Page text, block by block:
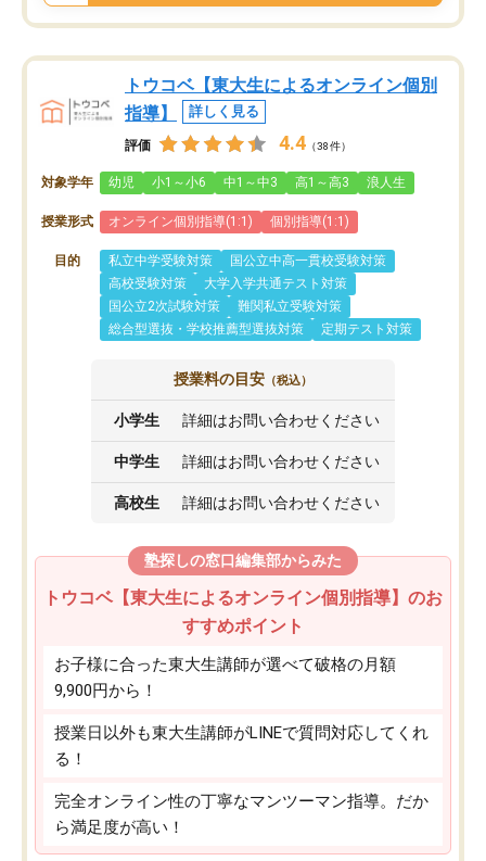
トウコベ【東大生によるオンライン個別
指導】
詳しく見る
評価 4.4 （38件）
対象学年 幼児 小1～小6 中1～中3 高1～高3 浪人生
授業形式 オンライン個別指導(1:1) 個別指導(1:1)
目的 私立中学受験対策
国公立中高一貫校受験対策
高校受験対策
大学入学共通テスト対策
国公立2次試験対策
難関私立受験対策
総合型選抜・学校推薦型選抜対策
定期テスト対策
授業料の目安 （税込）
小学生 詳細はお問い合わせください
中学生 詳細はお問い合わせください
高校生 詳細はお問い合わせください
塾探しの窓口編集部からみた
トウコベ【東大生によるオンライン個別指導】のお
すすめポイント
お子様に合った東大生講師が選べて破格の月額
9,900円から！
授業日以外も東大生講師がLINEで質問対応してくれ
る！
完全オンライン性の丁寧なマンツーマン指導。だか
ら満足度が高い！